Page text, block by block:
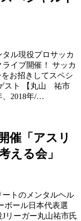
ル現役プロサッカ
イブ開催！ サッカ
お招きしてスペシ
スト 【丸山 祐市
、2018年/…
催「アスリ
える会」
トのメンタルヘル
ボール⽇本代表選
リーガー丸⼭祐市⽒